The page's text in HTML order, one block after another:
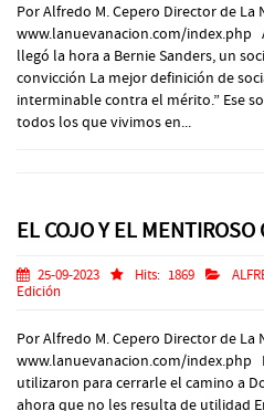
Por Alfredo M. Cepero Director de La
www.lanuevanacion.com/index.php
llegó la hora a Bernie Sanders, un
convicción La mejor definición de
interminable contra el mérito.” Ese
todos los que vivimos en...
EL COJO Y EL
25-09-2023 Hits: 1869
Edición
Por Alfredo M. Cepero Director de La
www.lanuevanacion.com/index.php
utilizaron para cerrarle el camino a
ahora que no les resulta de utilidad